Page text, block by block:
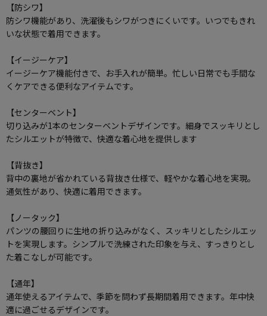
【防シワ】
防シワ機能があり、洗濯後もシワがつきにくいです。いつでもきれ
いな状態で着用できます。
【イージーケア】
イージーケア機能付きで、お手入れが簡単。忙しい日常でも手間な
くケアできる便利なアイテムです。
【センターベント】
切り込みが1本のセンターベントデザインです。細身でスッキリとし
たシルエットが特徴で、快適な着心地を提供します
【背抜き】
背中の裏地が省かれている背抜き仕様で、軽やかな着心地を実現。
通気性があり、快適に着用できます。
【ノータック】
パンツの腰回りに生地の折り込みがなく、スッキリとしたシルエッ
トを実現します。シンプルで洗練された印象を与え、すっきりとし
た着こなしが可能です。
【通年】
通年使えるアイテムで、季節を問わず長期間着用できます。年中快
適に過ごせるデザインです。